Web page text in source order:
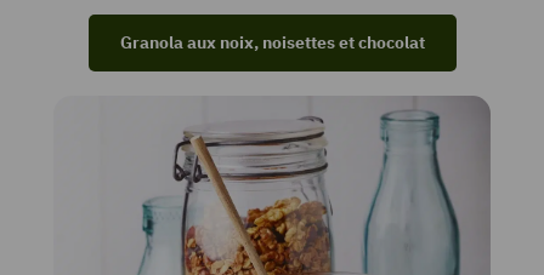
Granola aux noix, noisettes et chocolat